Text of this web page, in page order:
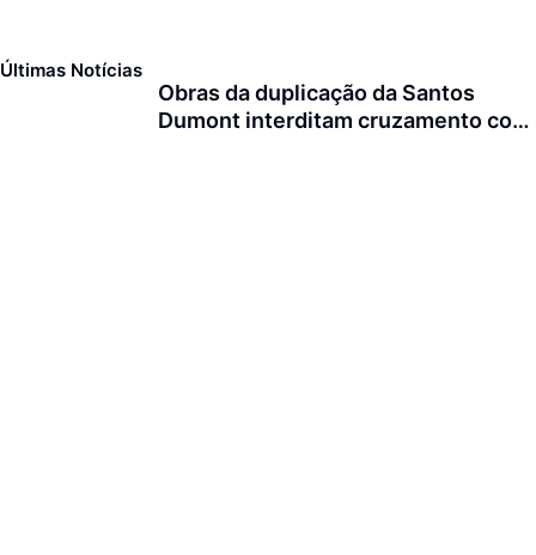
Últimas Notícias
Obras da duplicação da Santos
Dumont interditam cruzamento com